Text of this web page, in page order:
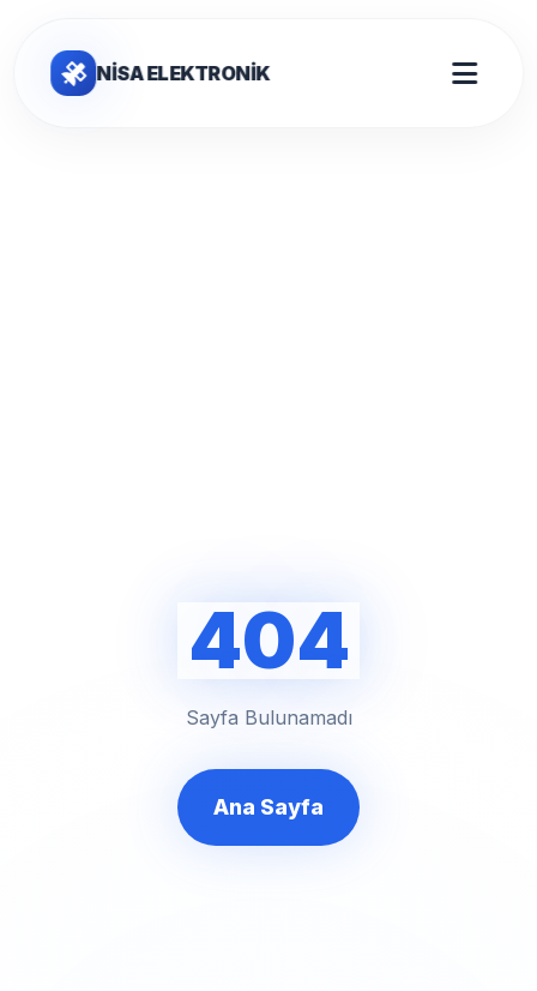
NİSA ELEKTRONİK
404
Sayfa Bulunamadı
Ana Sayfa